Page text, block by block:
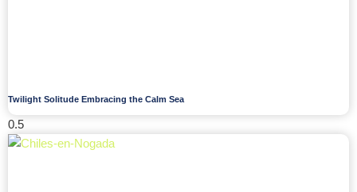
Twilight Solitude Embracing the Calm Sea